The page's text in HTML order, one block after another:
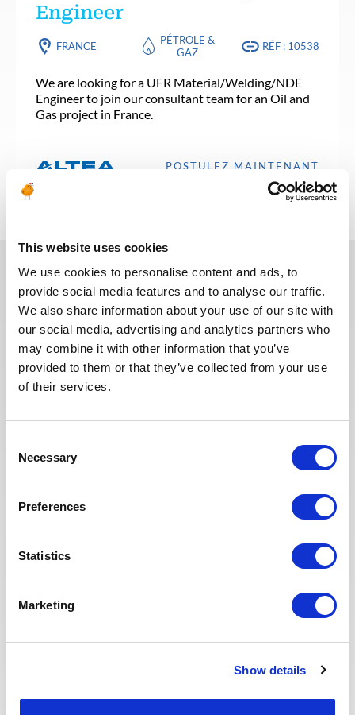
This website uses cookies
We use cookies to personalise content and ads, to
provide social media features and to analyse our traffic.
We also share information about your use of our site with
our social media, advertising and analytics partners who
may combine it with other information that you’ve
provided to them or that they’ve collected from your use
of their services.
Selection
Necessary
Preferences
Statistics
Marketing
Show details
Engineer
FRANCE
PÉTROLE &
GAZ
RÉF : 10538
We are looking for a UFR Material/Welding/NDE
Engineer to join our consultant team for an Oil and
Gas project in France.
POSTULEZ MAINTENANT
Ces dernières années, nous avons
investi dans la digitalisation de
notre processus de recrutement
afin que nos recruteurs puissent
dédier plus de temps aux
échanges qualitatifs avec les
avons également repensé notre
page Offres de mission sur le site
web pour faciliter la recherche de
Toute l'équipe Recrutement a à
cœur d’offrir la meilleure